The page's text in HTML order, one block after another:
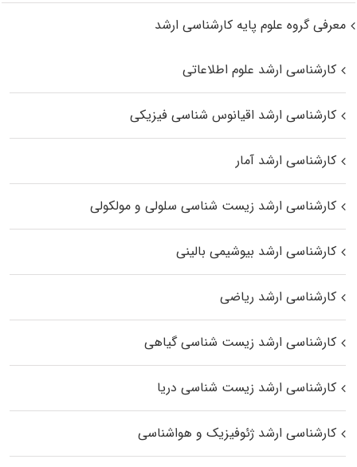
معرفی گروه علوم پایه کارشناسی ارشد
کارشناسی ارشد علوم اطلاعاتی
کارشناسی ارشد اقیانوس‌ شناسی فیزیکی
کارشناسی ارشد آمار
کارشناسی ارشد زیست شناسی سلولی و مولکولی
کارشناسی ارشد بیوشیمی بالینی
کارشناسی ارشد ریاضی
کارشناسی ارشد زیست‌ شناسی گیاهی
کارشناسی ارشد زیست‌ شناسی دریا
کارشناسی ارشد ژئوفیزیک و هواشناسی